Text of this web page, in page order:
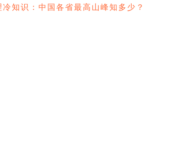
冷知识：中国各省最高山峰知多少？